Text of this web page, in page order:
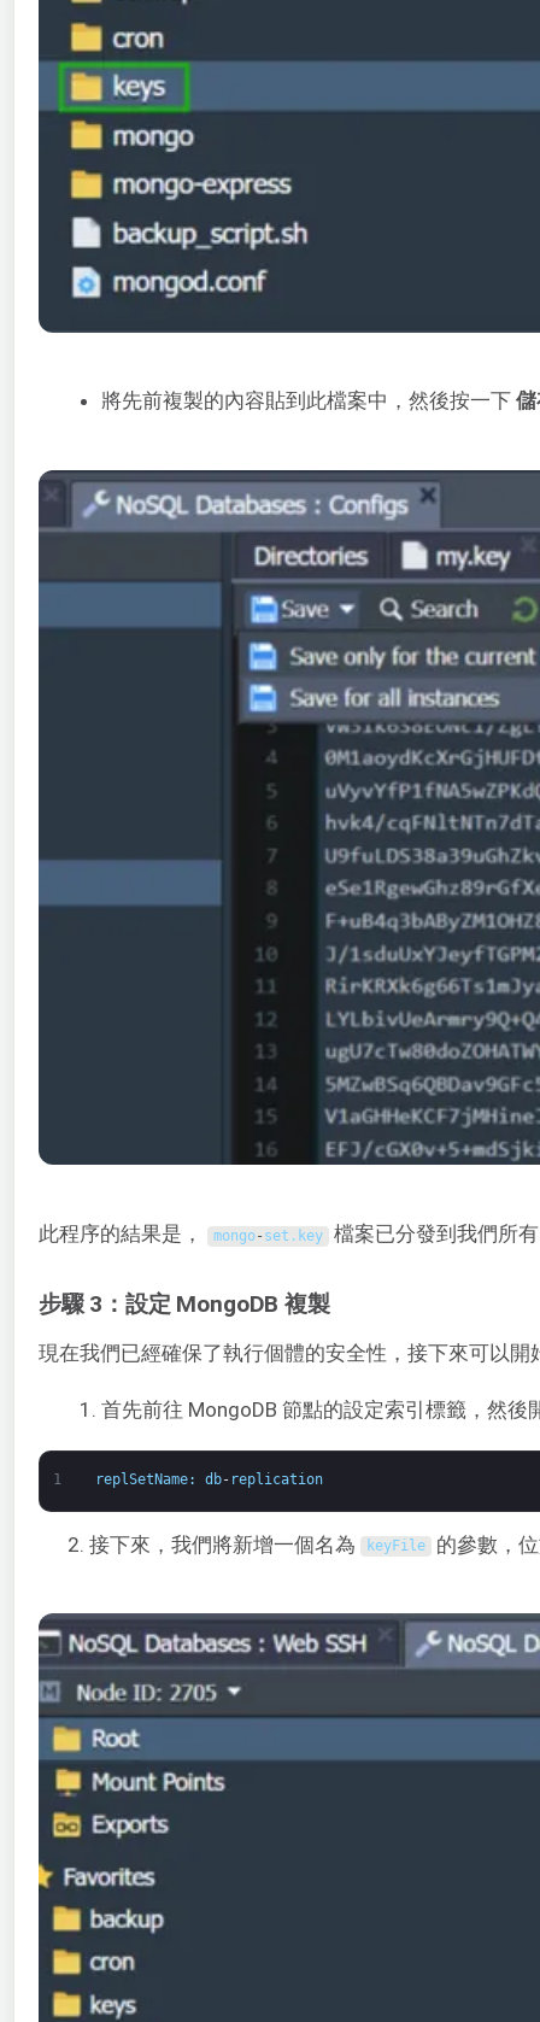
將先前複製的內容貼到此檔案中，然後按一下
此程序的結果是， mongo- set . key 檔案已分發到我們所
步驟 3：設定 MongoDB 複製
現在我們已經確保了執行個體的安全性，接下來可以
首先前往 MongoDB 節點的設定索引標籤，然後
1 replSetName: db- replication
2. 接下來，我們將新增一個名為 keyFile 的參數，